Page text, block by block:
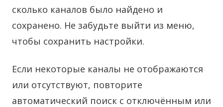
сколько каналов было найдено и
сохранено. Не забудьте выйти из меню,
чтобы сохранить настройки.
Если некоторые каналы не отображаются
или отсутствуют, повторите
автоматический поиск с отключённым или